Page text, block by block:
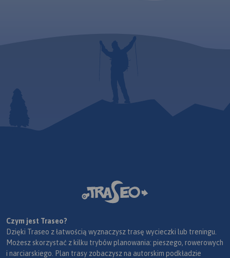
Czym jest Traseo?
Dzięki Traseo z łatwością wyznaczysz trasę wycieczki lub treningu.
Możesz skorzystać z kilku trybów planowania: pieszego, rowerowych
i narciarskiego. Plan trasy zobaczysz na autorskim podkładzie